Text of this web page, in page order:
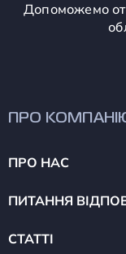
Допоможемо
ПРО
ПРО НАС
ПИТАННЯ
СТАТТІ